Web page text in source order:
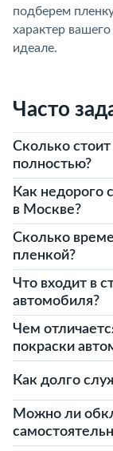
подберем
характер
идеале.
Часто
Сколько
полностью?
Как недорого
в Москве?
Сколько
пленкой?
Что входит в
автомобиля?
Чем
покраски
Как долго
Можно ли